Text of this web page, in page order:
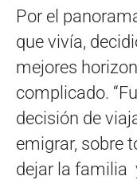
Por el
que vivía,
mejores
complicado.
decisión de
emigrar, sobre
dejar la familia